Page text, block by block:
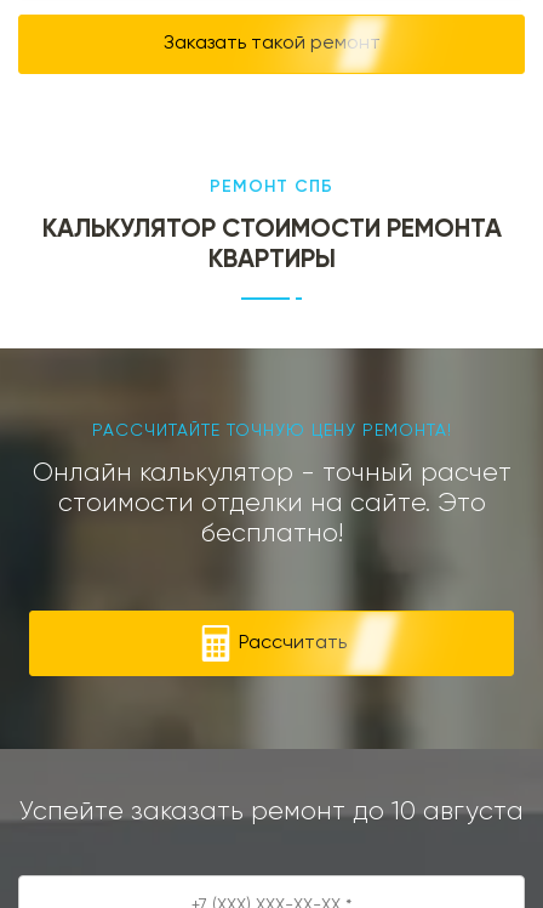
Заказать такой ремонт
РЕМОНТ СПБ
КАЛЬКУЛЯТОР СТОИМОСТИ РЕМОНТА
КВАРТИРЫ
РАССЧИТАЙТЕ ТОЧНУЮ ЦЕНУ РЕМОНТА!
Онлайн калькулятор - точный расчет
стоимости отделки на сайте. Это
бесплатно!
Рассчитать
Успейте заказать ремонт до10 августа